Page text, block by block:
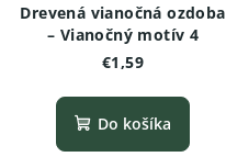
Drevená vianočná ozdoba
– Vianočný motív 4
€1,59
Do košíka